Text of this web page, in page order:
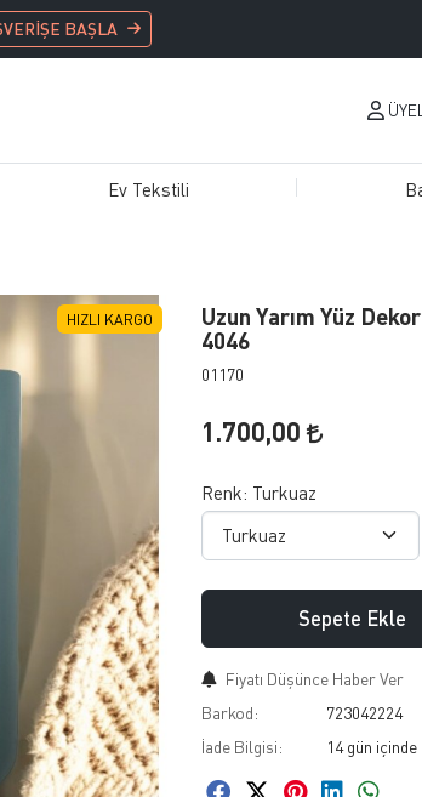
BAŞLA
Ev Tekstili
HIZLI KARGO
Uzun Yarım Yüz
4046
01170
1.700,00
Renk: Turkuaz
Sepete Ekle
Fiyatı Düşünce Haber Ver
Barkod:
723042224
İade Bilgisi: